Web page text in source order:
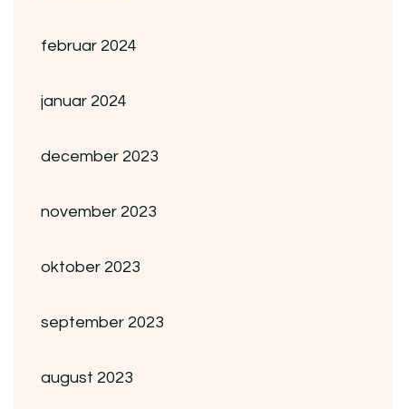
februar 2024
januar 2024
december 2023
november 2023
oktober 2023
september 2023
august 2023